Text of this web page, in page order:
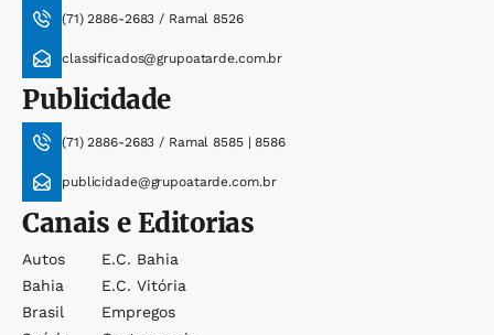
(71) 2886-2683 / Ramal 8526
classificados@grupoatarde.com.br
Publicidade
(71) 2886-2683 / Ramal 8585 | 8586
publicidade@grupoatarde.com.br
Canais e Editorias
Autos
Bahia
Brasil
E.c. Bahia
E.c. Vitória
Empregos